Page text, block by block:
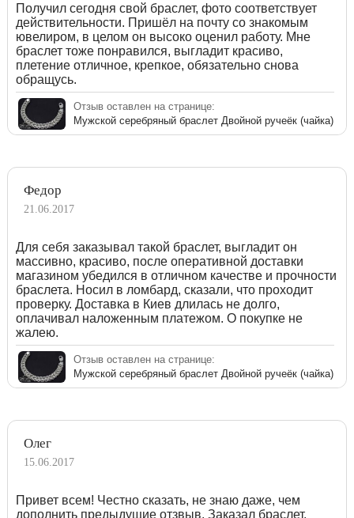
Получил сегодня свой браслет, фото соответствует
действительности. Пришёл на почту со знакомым
ювелиром, в целом он высоко оценил работу. Мне
браслет тоже понравился, выгладит красиво,
плетение отличное, крепкое, обязательно снова
обращусь.
Отзыв оставлен на странице:
Мужской серебряный браслет Двойной ручеёк (чайка)
Федор
21.06.2017
Для себя заказывал такой браслет, выгладит он
массивно, красиво, после оперативной доставки
магазином убедился в отличном качестве и прочности
браслета. Носил в ломбард, сказали, что проходит
проверку. Доставка в Киев длилась не долго,
оплачивал наложенным платежом. О покупке не
жалею.
Отзыв оставлен на странице:
Мужской серебряный браслет Двойной ручеёк (чайка)
Олег
15.06.2017
Привет всем! Честно сказать, не знаю даже, чем
дополнить предыдущие отзвыв. Заказал браслет,